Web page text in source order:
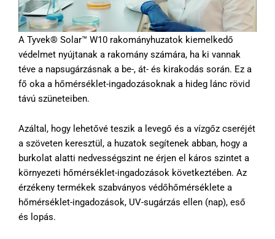
A Tyvek® Solar™ W10 rakományhuzatok kiemelkedő
védelmet nyújtanak a rakomány számára, ha ki vannak
téve a napsugárzásnak a be-, át- és kirakodás során. Ez a
fő oka a hőmérséklet-ingadozásoknak a hideg lánc rövid
távú szüneteiben.
Azáltal, hogy lehetővé teszik a levegő és a vízgőz cseréjét
a szöveten keresztül, a huzatok segítenek abban, hogy a
burkolat alatti nedvességszint ne érjen el káros szintet a
környezeti hőmérséklet-ingadozások következtében. Az
érzékeny termékek szabványos védőhőmérséklete a
hőmérséklet-ingadozások, UV-sugárzás ellen (nap), eső
és lopás.